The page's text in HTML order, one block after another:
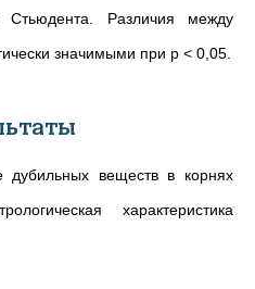
Стьюдента. Различия между
значимыми при р < 0,05.
дубильных веществ в корнях
характеристика